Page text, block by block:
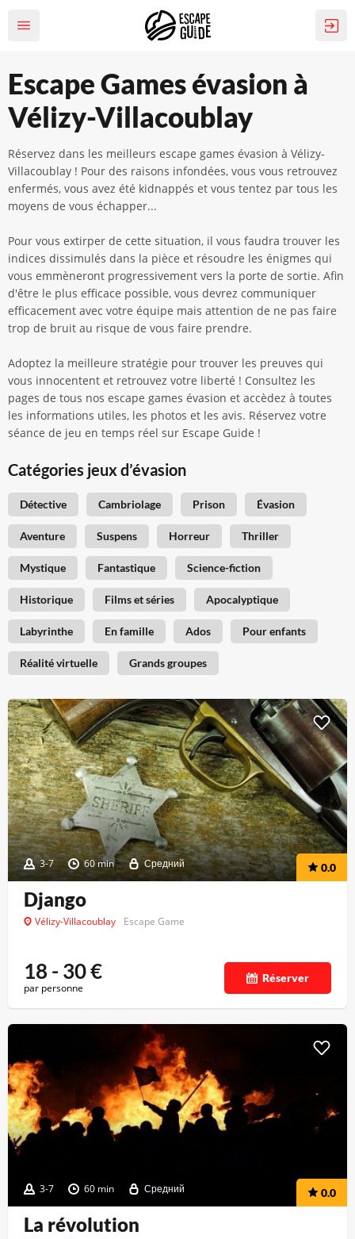
Escape Games évasion à
Vélizy-Villacoublay
Réservez dans les meilleurs escape games évasion à Vélizy-
Villacoublay ! Pour des raisons infondées, vous vous retrouvez
enfermés, vous avez été kidnappés et vous tentez par tous les
moyens de vous échapper...
Pour vous extirper de cette situation, il vous faudra trouver les
indices dissimulés dans la pièce et résoudre les énigmes qui
vous emmèneront progressivement vers la porte de sortie. Afin
d'être le plus efficace possible, vous devrez communiquer
efficacement avec votre équipe mais attention de ne pas faire
trop de bruit au risque de vous faire prendre.
Adoptez la meilleure stratégie pour trouver les preuves qui
vous innocentent et retrouvez votre liberté ! Consultez les
pages de tous nos escape games évasion et accèdez à toutes
les informations utiles, les photos et les avis. Réservez votre
séance de jeu en temps réel sur Escape Guide !
Catégories jeux d’évasion
Détective Cambriolage Prison Évasion
Aventure Suspens Horreur Thriller
Mystique Fantastique Science-fiction
Historique Films et séries Apocalyptique
Labyrinthe En famille Ados Pour enfants
Réalité virtuelle Grands groupes
3-7 60 min Средний 0.0
Django
Vélizy-Villacoublay Escape Game
18 - 30€
par personne
Réserver
3-7 60 min Средний 0.0
La révolution